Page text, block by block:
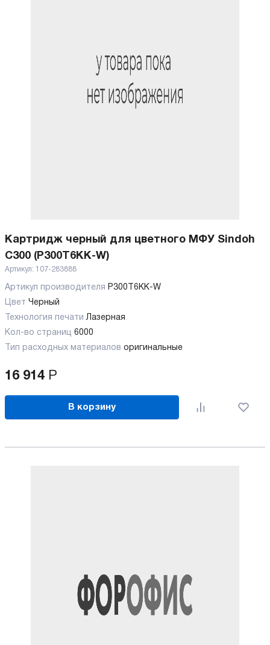
Картридж черный для цветного МФУ Sindoh
C300 (P300T6KK-W)
Артикул: 107-283888
Артикул производителя
P300T6KK-W
Цвет Черный
Технология печатиЛазерная
Кол-во страниц 6000
Тип расходных материалов оригинальные
16 914 Р
В корзину